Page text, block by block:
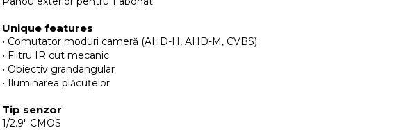
Unique features
• Comutator moduri cameră (AHD-H, AHD-M, CVBS)
• Filtru IR cut mecanic
• Obiectiv grandangular
• Iluminarea plăcuțelor
Tip senzor
1/2.9" CMOS